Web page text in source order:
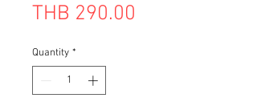
THB 290.00
Quantity *